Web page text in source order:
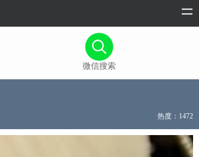
微信搜索
热度：1472